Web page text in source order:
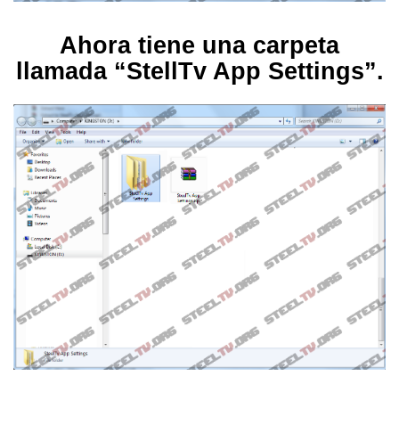
Ahora tiene una carpeta
llamada “StellTv App Settings”.